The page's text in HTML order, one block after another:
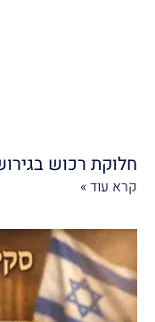
חלוקת רכוש
קרא עוד »